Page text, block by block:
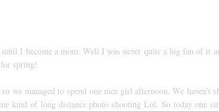
I become a mom. Well I was never quite a big fan of it
spring!
we managed to spend one nice girl afternoon. We haven't
kind of long distance photo shooting Lol. So today one